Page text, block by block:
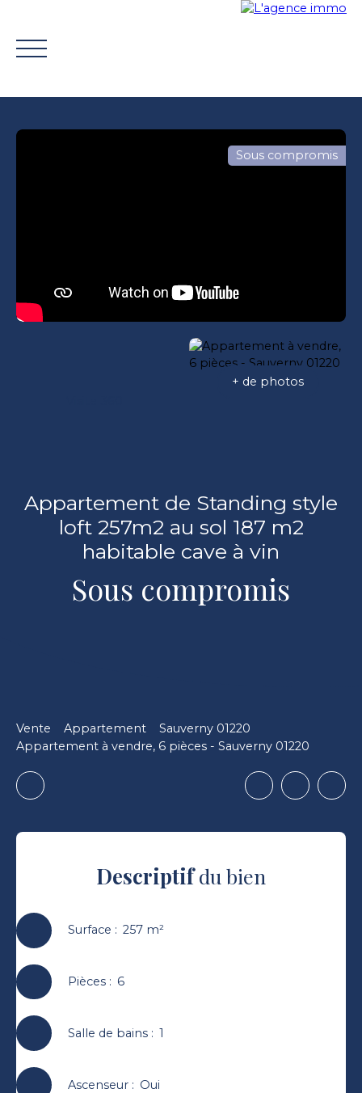
Sous compromis
+ de photos
Appartement de Standing style
loft 257m2 au sol 187 m2
habitable cave à vin
Sous compromis
Vente Appartement
Sauverny 01220
Appartement à vendre, 6 pièces - Sauverny 01220
Descriptifdu bien
Surface : 257 m²
Pièces: 6
Salle de bains: 1
Ascenseur: Oui